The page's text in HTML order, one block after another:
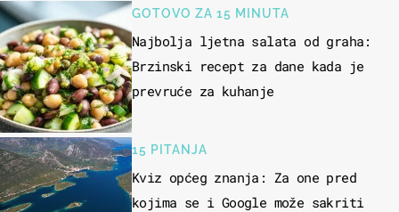
GOTOVO ZA 15 MINUTA
Najbolja ljetna salata od graha:
Brzinski recept za dane kada je
prevruće za kuhanje
15 PITANJA
Kviz općeg znanja: Za one pred
kojima se i Google može sakriti